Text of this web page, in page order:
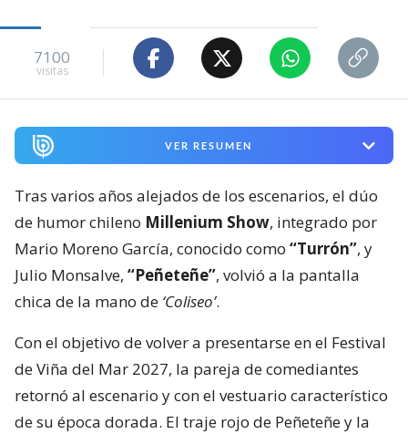
7100
visitas
VER RESUMEN
Tras varios años alejados de los escenarios, el dúo
de humor chileno Millenium Show, integrado por
Mario Moreno García, conocido como “Turrón”, y
Julio Monsalve, “Peñeteñe”, volvió a la pantalla
chica de la mano de ‘Coliseo’.
Con el objetivo de volver a presentarse en el Festival
de Viña del Mar 2027, la pareja de comediantes
retornó al escenario y con el vestuario característico
de su época dorada. El traje rojo de Peñeteñe y la